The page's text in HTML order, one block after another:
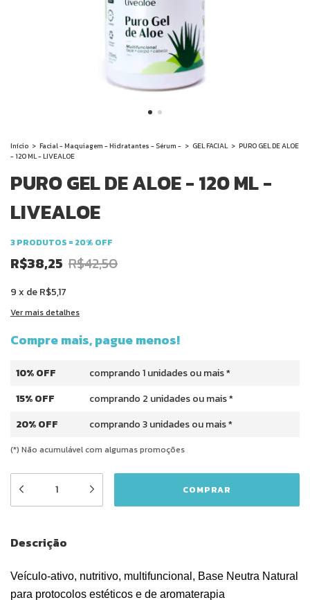
Início > Facial - Maquiagem - Hidratantes - Sérum - > GEL FACIAL > PURO GEL DE ALOE
- 120 ML - LIVEALOE
PURO GEL DE ALOE - 120 ML -
LIVEALOE
3 PRODUTOS = 20% OFF
R$38,25 R$42,50
9x deR$5,17
Ver mais detalhes
Compre mais, pague menos!
10% OFF
comprando 1 unidades ou mais *
15% OFF
comprando 2 unidades ou mais *
20% OFF
comprando 3 unidades ou mais *
(*) Não acumulável com algumas promoções
Descrição
Veículo-ativo, nutritivo, multifuncional, Base Neutra Natural
para protocolos estéticos e de aromaterapia